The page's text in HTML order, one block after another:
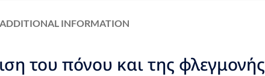
ADDITIONAL INFORMATION
του πόνου και της φλεγμονής